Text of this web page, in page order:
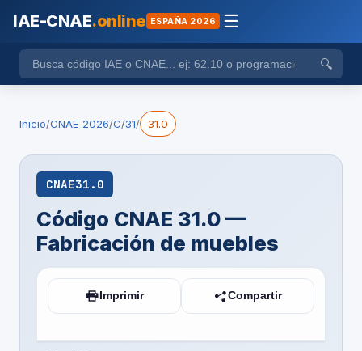
IAE-CNAE.online ESPAÑA 2026 ☰
🔍
Inicio/CNAE 2026/C/31/ 31.0
CNAE31.0
Código CNAE 31.0 —
Fabricación de muebles
Imprimir Compartir